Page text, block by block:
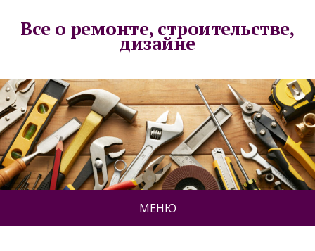
Все о ремонте, строительстве,
дизайне
МЕНЮ